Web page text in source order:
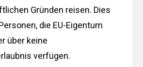
Gründen reisen. Dies
die EU-Eigentum
über keine
verfügen.